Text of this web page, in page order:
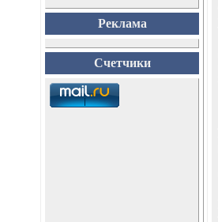
Реклама
Счетчики